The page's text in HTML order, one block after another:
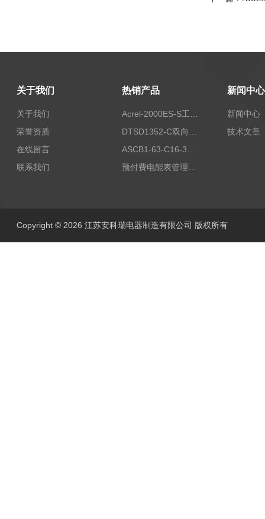
关于我们
关于我们
荣誉资质
在线留言
联系我们
热销产品 新闻中心
新闻中心
技术文章
Copyright © 2026 江苏安科瑞电器制造有限公司 版权所有